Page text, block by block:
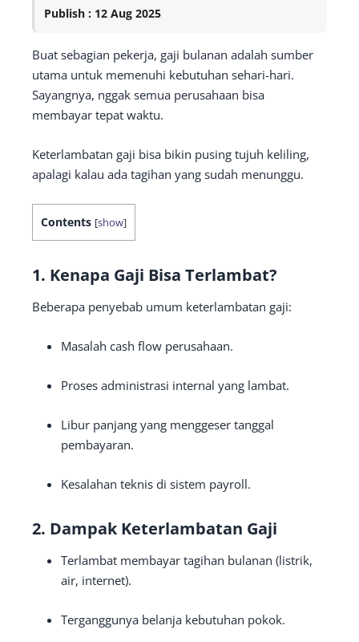
Publish : 12 Aug 2025
Buat sebagian pekerja, gaji bulanan adalah sumber
utama untuk memenuhi kebutuhan sehari-hari.
Sayangnya, nggak semua perusahaan bisa
membayar tepat waktu.
Keterlambatan gaji bisa bikin pusing tujuh keliling,
apalagi kalau ada tagihan yang sudah menunggu.
Contents [show]
1. Kenapa Gaji Bisa Terlambat?
Beberapa penyebab umum keterlambatan gaji:
Masalah cash flow perusahaan.
Proses administrasi internal yang lambat.
Libur panjang yang menggeser tanggal
pembayaran.
Kesalahan teknis di sistem payroll.
2. Dampak Keterlambatan Gaji
Terlambat membayar tagihan bulanan (listrik,
air, internet).
Terganggunya belanja kebutuhan pokok.